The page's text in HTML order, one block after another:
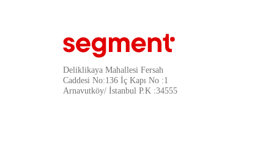
Deliklikaya Mahallesi Fersah
Caddesi No:136 İç Kapı No :1
Arnavutköy/ İstanbul P.K :34555